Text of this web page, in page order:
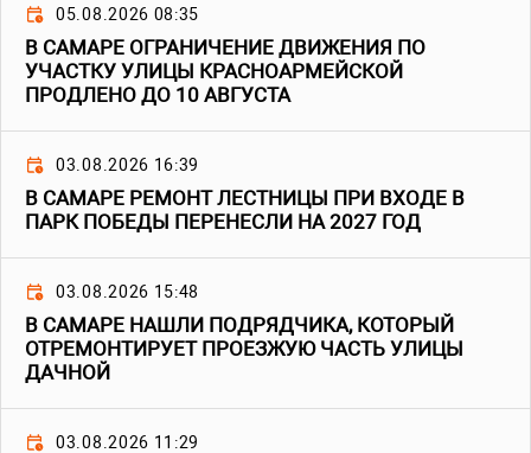
05.08.2026 08:35
В САМАРЕ ОГРАНИЧЕНИЕ ДВИЖЕНИЯ ПО
УЧАСТКУ УЛИЦЫ КРАСНОАРМЕЙСКОЙ
ПРОДЛЕНО ДО 10 АВГУСТА
03.08.2026 16:39
В САМАРЕ РЕМОНТ ЛЕСТНИЦЫ ПРИ ВХОДЕ В
ПАРК ПОБЕДЫ ПЕРЕНЕСЛИ НА 2027 ГОД
03.08.2026 15:48
В САМАРЕ НАШЛИ ПОДРЯДЧИКА, КОТОРЫЙ
ОТРЕМОНТИРУЕТ ПРОЕЗЖУЮ ЧАСТЬ УЛИЦЫ
ДАЧНОЙ
03.08.2026 11:29